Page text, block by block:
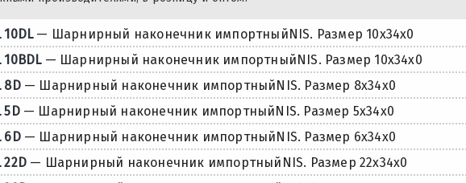
10DL — Шарнирный наконечник импортныйNIS. Размер 10x34x0
10BDL — Шарнирный наконечник импортныйNIS. Размер 10x34x0
8D — Шарнирный наконечник импортныйNIS. Размер 8x34x0
5D — Шарнирный наконечник импортныйNIS. Размер 5x34x0
6D — Шарнирный наконечник импортныйNIS. Размер 6x34x0
22D — Шарнирный наконечник импортныйNIS. Размер 22x34x0